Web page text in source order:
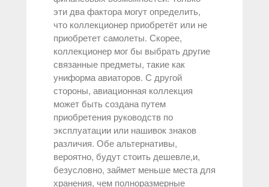
эти два фактора могут определить,
что коллекционер приобретёт или не
приобретет самолеты. Скорее,
коллекционер мог бы выбрать другие
связанные предметы, такие как
униформа авиаторов. С другой
стороны, авиационная коллекция
может быть создана путем
приобретения руководств по
эксплуатации или нашивок знаков
различия. Обе альтернативы,
вероятно, будут стоить дешевле,и,
безусловно, займет меньше места для
хранения, чем полноразмерные